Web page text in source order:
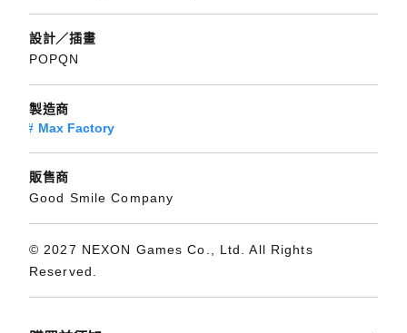
設計／插畫
POPQN
製造商
Max Factory
販售商
Good Smile Company
© 2027 NEXON Games Co., Ltd. All Rights
Reserved.